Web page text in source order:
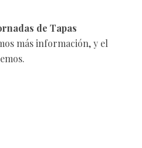
de Tapas
más información, y el